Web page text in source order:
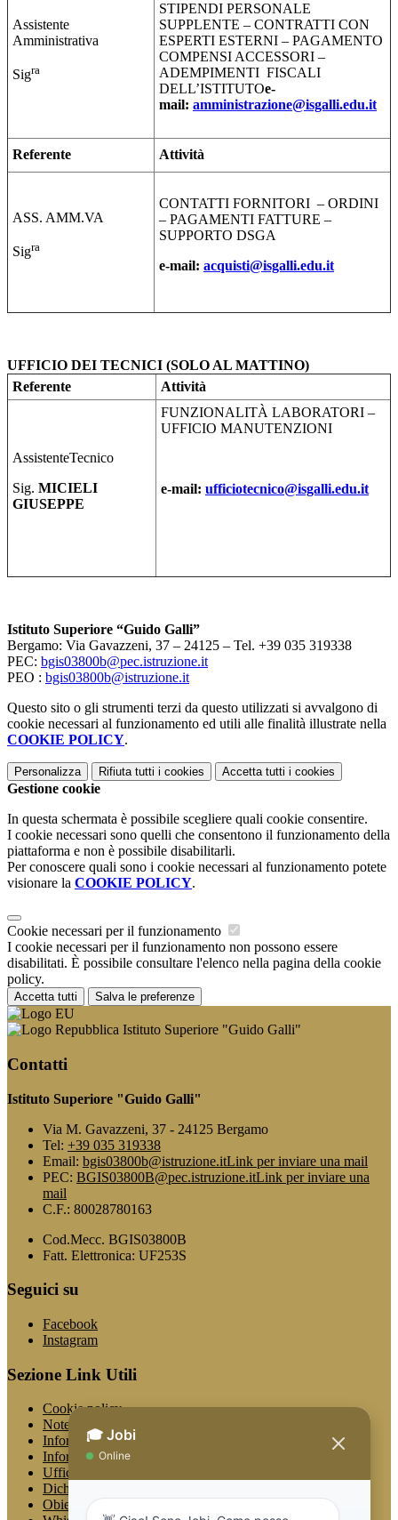
Assistente
Amministrativa
Sigra
STIPENDI PERSONALE
SUPPLENTE – CONTRATTI CON
ESPERTI ESTERNI – PAGAMENTO
COMPENSI ACCESSORI –
ADEMPIMENTI FISCALI
DELL’ISTITUTOe-
mail: amministrazione@isgalli.edu.it
Referente Attività
ASS. AMM.VA
Sigra
CONTATTI FORNITORI – ORDINI
– PAGAMENTI FATTURE –
SUPPORTO DSGA
e-mail: acquisti@isgalli.edu.it
UFFICIO DEI TECNICI (SOLO AL MATTINO)
Referente
Attività
AssistenteTecnico
Sig. MICIELI
GIUSEPPE
FUNZIONALITÀ LABORATORI –
UFFICIO MANUTENZIONI
e-mail: ufficiotecnico@isgalli.edu.it
Istituto Superiore “Guido Galli”
Bergamo: Via Gavazzeni, 37 – 24125 – Tel. +39 035 319338
PEC: bgis03800b@pec.istruzione.it
PEO : bgis03800b@istruzione.it
Questo sito o gli strumenti terzi da questo utilizzati si avvalgono di
cookie necessari al funzionamento ed utili alle finalità illustrate nella
COOKIE POLICY.
Personalizza Rifiuta tutti i cookies Accetta tutti i cookies
Gestione cookie
In questa schermata è possibile scegliere quali cookie consentire.
I cookie necessari sono quelli che consentono il funzionamento della
piattaforma e non è possibile disabilitarli.
Per conoscere quali sono i cookie necessari al funzionamento potete
visionare la COOKIE POLICY.
Cookie necessari per il funzionamento
I cookie necessari per il funzionamento non possono essere
disabilitati. È possibile consultare l'elenco nella pagina della cookie
policy.
Accetta tutti Salva le preferenze
Istituto Superiore "Guido Galli"
Contatti
Istituto Superiore "Guido Galli"
Via M. Gavazzeni, 37 - 24125 Bergamo
Tel: +39 035 319338
Email: bgis03800b@istruzione.itLink per inviare una mail
PEC: BGIS03800B@pec.istruzione.itLink per inviare una
mail
C.F.: 80028780163
Cod.Mecc. BGIS03800B
Fatt. Elettronica: UF253S
Seguici su
Facebook
Instagram
Sezione Link Utili
Cookie policy
Note legali
Informativa Privacy
Informativa Privacy chatbot Jobi
Ufficio Relazioni con il Pubblico
Dichiarazione di accessibilità
Obiettivi di accessibilità